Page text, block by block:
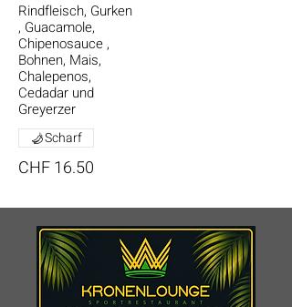
Rindfleisch, Gurken
, Guacamole,
Chipenosauce ,
Bohnen, Mais,
Chalepenos,
Cedadar und
Greyerzer
CHF 16.50
Scharf